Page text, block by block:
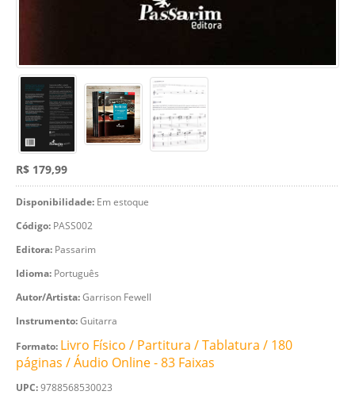
R$ 179,99
Disponibilidade: Em estoque
Código: PASS002
Editora: Passarim
Idioma: Português
Autor/Artista:Garrison Fewell
Instrumento:Guitarra
Formato: Livro Físico / Partitura / Tablatura / 180
páginas / Áudio Online - 83 Faixas
UPC:9788568530023